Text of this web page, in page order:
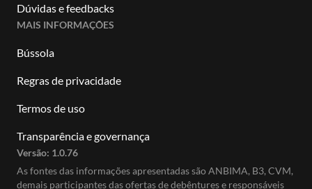
Dúvidas e feedbacks
MAIS INFORMAÇÕES
Bússola
Regras de privacidade
Termos de uso
Transparência e governança
Versão: 1.0.76
As fontes das informações apresentadas são ANBIMA, B3, CVM,
demais participantes das ofertas de debêntures e responsáveis